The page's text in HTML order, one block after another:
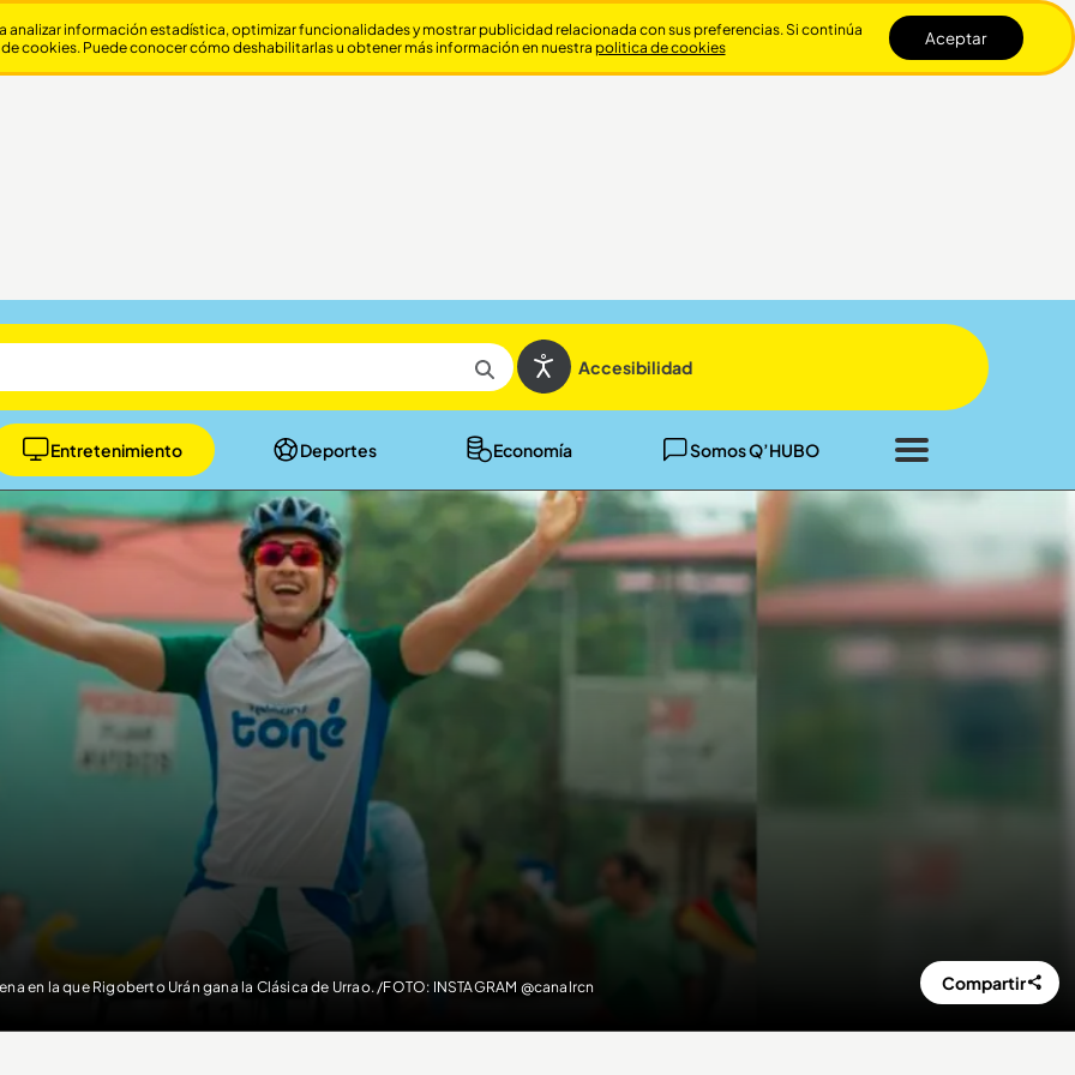
Accesibilidad
Entretenimiento Deportes Economía Somos Q’HUBO
Cerrar
en la que Rigoberto Urán gana la Clásica de Urrao. /FOTO: INSTAGRAM @canalrcn Compartir
información estadística, optimizar funcionalidades y mostrar publicidad relacionada con sus preferencias. Si continúa
cookies. Puede conocer cómo deshabilitarlas u obtener más información en nuestra politica de cookies Aceptar